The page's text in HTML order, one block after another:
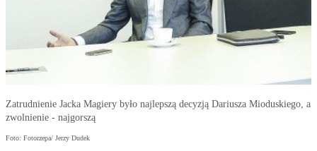
Zatrudnienie Jacka Magiery było najlepszą decyzją Dariusza Mioduskiego, a
zwolnienie - najgorszą
Foto: Fotorzepa/ Jerzy Dudek